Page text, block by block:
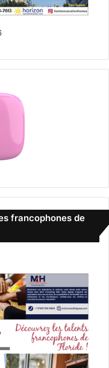
francophones de